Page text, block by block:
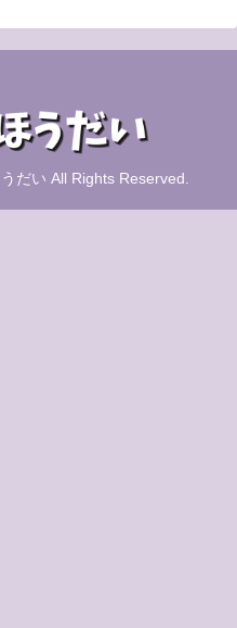
だい All Rights Reserved.